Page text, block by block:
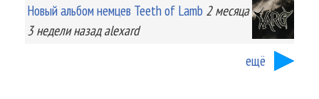
Новый альбом немцев Teeth of Lamb 2 месяца
3 неделиназад alexard
ещё